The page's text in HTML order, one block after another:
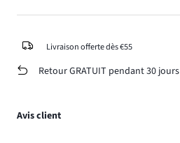
Livraison offerte dès €55
Retour GRATUIT pendant 30 jours
Avis client